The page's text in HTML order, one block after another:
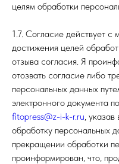
целям обработки
1.7. Согласие действует с
достижения целей
отзыва согласия. Я
отозвать согласие либо
персональных данных
электронного документа
fitopress@z-i-k-r.ru,
обработку персональных
прекращении обработки
проинформирован, что,